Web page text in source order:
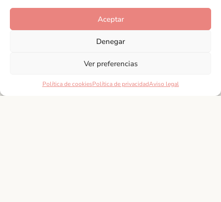
Aceptar
Denegar
Ver preferencias
Política de cookiesPolítica de privacidadAviso legal